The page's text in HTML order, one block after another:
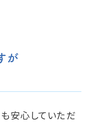
が
安心していただ